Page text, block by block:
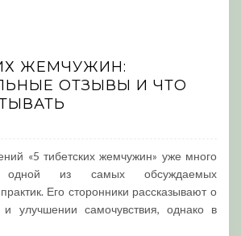
ЖЕМЧУЖИН:
ОТЗЫВЫ И ЧТО
«5 тибетских жемчужин» уже много
одной из самых обсуждаемых
Его сторонники рассказывают о
и улучшении самочувствия, однако в